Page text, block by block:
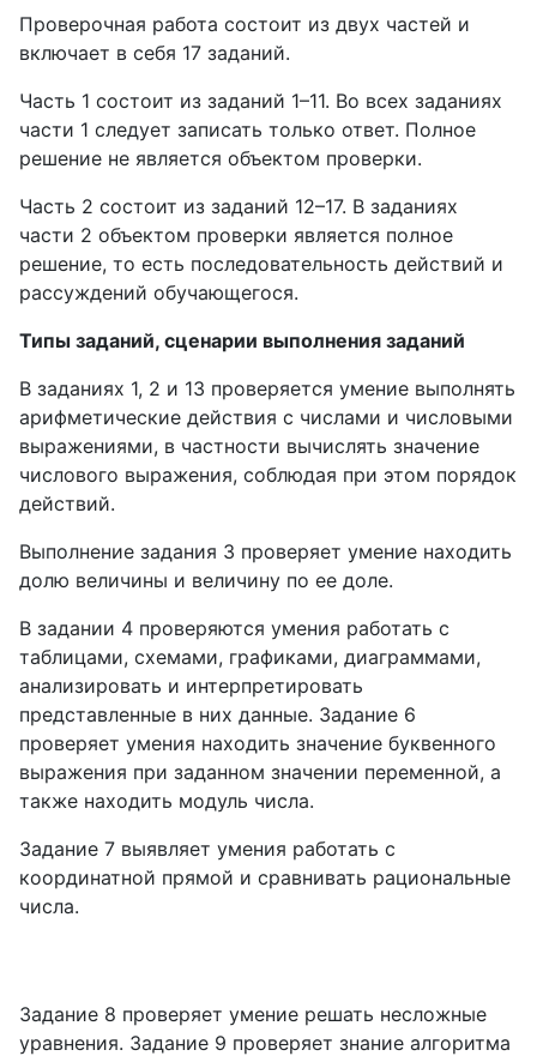
Проверочная работа состоит из двух частей и
включает в себя 17 заданий.
Часть 1 состоит из заданий 1–11. Во всех заданиях
части 1 следует записать только ответ. Полное
решение не является объектом проверки.
Часть 2 состоит из заданий 12–17. В заданиях
части 2 объектом проверки является полное
решение, то есть последовательность действий и
рассуждений обучающегося.
Типы заданий, сценарии выполнения заданий
В заданиях 1, 2 и 13 проверяется умение выполнять
арифметические действия с числами и числовыми
выражениями, в частности вычислять значение
числового выражения, соблюдая при этом порядок
действий.
Выполнение задания 3 проверяет умение находить
долю величины и величину по ее доле.
В задании 4 проверяются умения работать с
таблицами, схемами, графиками, диаграммами,
анализировать и интерпретировать
представленные в них данные. Задание 6
проверяет умения находить значение буквенного
выражения при заданном значении переменной, а
также находить модуль числа.
Задание 7 выявляет умения работать с
координатной прямой и сравнивать рациональные
числа.
Задание 8 проверяет умение решать несложные
уравнения. Задание 9 проверяет знание алгоритма